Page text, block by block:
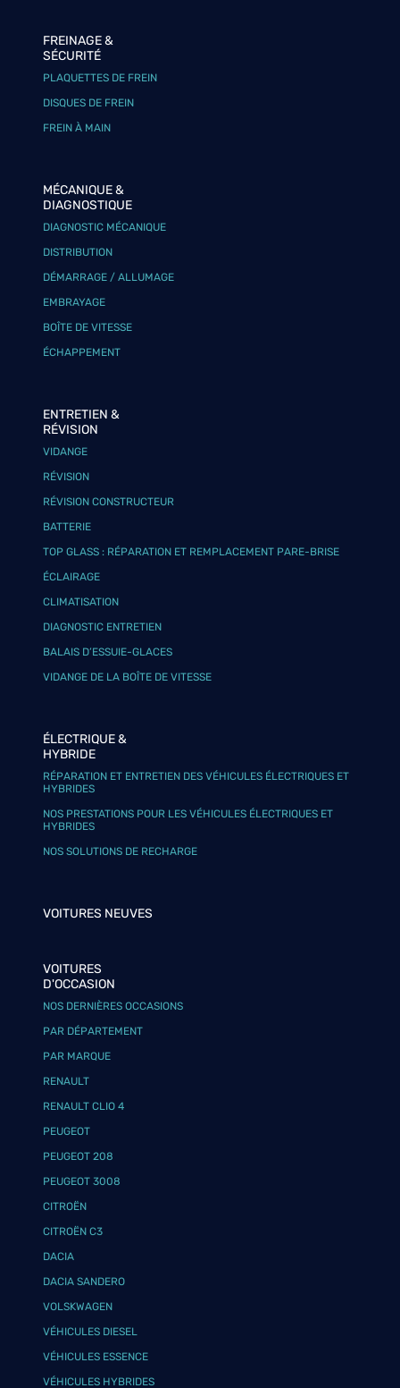
FREINAGE &
SÉCURITÉ
PLAQUETTES DE FREIN
DISQUES DE FREIN
FREIN À MAIN
MÉCANIQUE &
DIAGNOSTIQUE
DIAGNOSTIC MÉCANIQUE
DISTRIBUTION
DÉMARRAGE / ALLUMAGE
EMBRAYAGE
BOÎTE DE VITESSE
ÉCHAPPEMENT
ENTRETIEN &
RÉVISION
VIDANGE
RÉVISION
RÉVISION CONSTRUCTEUR
BATTERIE
TOP GLASS : RÉPARATION ET REMPLACEMENT PARE-BRISE
ÉCLAIRAGE
CLIMATISATION
DIAGNOSTIC ENTRETIEN
BALAIS D’ESSUIE-GLACES
VIDANGE DE LA BOÎTE DE VITESSE
ÉLECTRIQUE &
HYBRIDE
RÉPARATION ET ENTRETIEN DES VÉHICULES ÉLECTRIQUES ET
HYBRIDES
NOS PRESTATIONS POUR LES VÉHICULES ÉLECTRIQUES ET
HYBRIDES
NOS SOLUTIONS DE RECHARGE
VOITURES NEUVES
VOITURES
D'OCCASION
NOS DERNIÈRES OCCASIONS
PAR DÉPARTEMENT
PAR MARQUE
RENAULT
RENAULT CLIO 4
PEUGEOT
PEUGEOT 208
PEUGEOT 3008
CITROËN
CITROËN C3
DACIA
DACIA SANDERO
VOLSKWAGEN
VÉHICULES DIESEL
VÉHICULES ESSENCE
VÉHICULES HYBRIDES